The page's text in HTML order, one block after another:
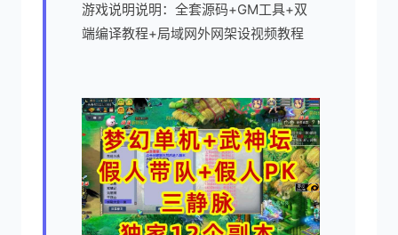
游戏说明说明：全套源码+GM工具+双
端编译教程+局域网外网架设视频教程